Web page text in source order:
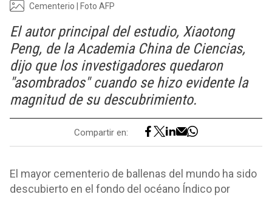
Cementerio | Foto AFP
El autor principal del estudio, Xiaotong
Peng, de la Academia China de Ciencias,
dijo que los investigadores quedaron
"asombrados" cuando se hizo evidente la
magnitud de su descubrimiento.
Compartir en:
El mayor cementerio de ballenas del mundo ha sido
descubierto en el fondo del océano Índico por